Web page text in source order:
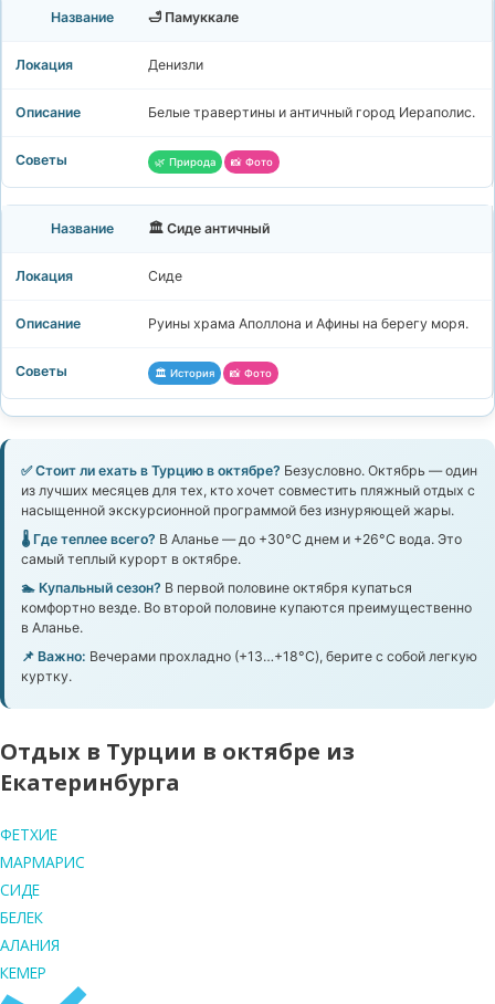
🛁 Памуккале
Денизли
Белые травертины и античный город Иераполис.
🌿 Природа 📸 Фото
🏛️ Сиде античный
Сиде
Руины храма Аполлона и Афины на берегу моря.
🏛️ История 📸 Фото
✅ Стоит ли ехать в Турцию в октябре? Безусловно. Октябрь — один
из лучших месяцев для тех, кто хочет совместить пляжный отдых с
насыщенной экскурсионной программой без изнуряющей жары.
🌡️ Где теплее всего? В Аланье — до +30°C днем и +26°C вода. Это
самый теплый курорт в октябре.
🏊 Купальный сезон? В первой половине октября купаться
комфортно везде. Во второй половине купаются преимущественно
в Аланье.
📌 Важно: Вечерами прохладно (+13…+18°C), берите с собой легкую
куртку.
Отдых в Турции в октябре из
Екатеринбурга
ФЕТХИЕ
МАРМАРИС
СИДЕ
БЕЛЕК
АЛАНИЯ
КЕМЕР